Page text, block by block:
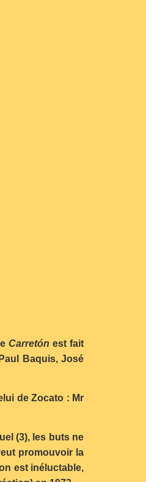
Carretón est fait
Baquis, José
de Zocato : Mr
(3), les buts ne
promouvoir la
est inéluctable,